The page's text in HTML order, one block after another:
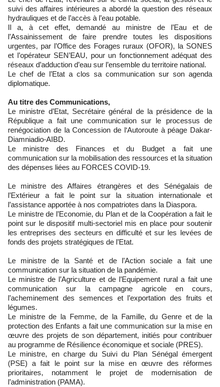
suivi des affaires intérieures a abordé la question des réseaux
hydrauliques et de l’accès à l’eau potable.
Il a, à cet effet, demandé au ministre de l’Eau et de
l’Assainissement de faire prendre toutes les dispositions
urgentes, par l’Office des Forages ruraux (OFOR), la SONES
et l’opérateur SEN’EAU, pour un fonctionnement adéquat des
réseaux d’adduction d’eau sur l’ensemble du territoire national.
Le chef de l’Etat a clos sa communication sur son agenda
diplomatique.
Au titre des Communications,
Le ministre d’Etat, Secrétaire général de la présidence de la
République a fait une communication sur le processus de
renégociation de la Concession de l‘Autoroute à péage Dakar-
Diamniadio-AIBD.
Le ministre des Finances et du Budget a fait une
communication sur la mobilisation des ressources et la situation
des dépenses liées au FORCES COVID-19.
Le ministre des Affaires étrangères et des Sénégalais de
l’Extérieur a fait le point sur la situation internationale et
l’assistance apportée à nos compatriotes dans la Diaspora.
Le ministre de l’Economie, du Plan et de la Coopération a fait le
point sur le dispositif multi-sectoriel mis en place pour soutenir
les entreprises des secteurs en difficulté et sur les levées de
fonds des projets stratégiques de l’Etat.
Le ministre de la Santé et de l’Action sociale a fait une
communication sur la situation de la pandémie.
Le ministre de l’Agriculture et de l’Equipement rural a fait une
communication sur la campagne agricole en cours,
l’acheminement des semences et l’exportation des fruits et
légumes.
Le ministre de la Femme, de la Famille, du Genre et de la
protection des Enfants a fait une communication sur la mise en
œuvre des projets de son département, initiés pour contribuer
au programme de Résilience économique et sociale (PRES).
Le ministre, en charge du Suivi du Plan Sénégal émergent
(PSE) a fait le point sur la mise en œuvre des réformes
prioritaires, notamment le projet de modernisation de
l’administration (PAMA).